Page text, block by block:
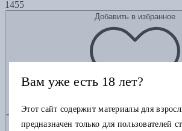
1455
Добавить в избранное
Добавить в корзину
Вам уже есть 18 лет?
Этот сайт содержит материалы для
предназначен только для пользователей